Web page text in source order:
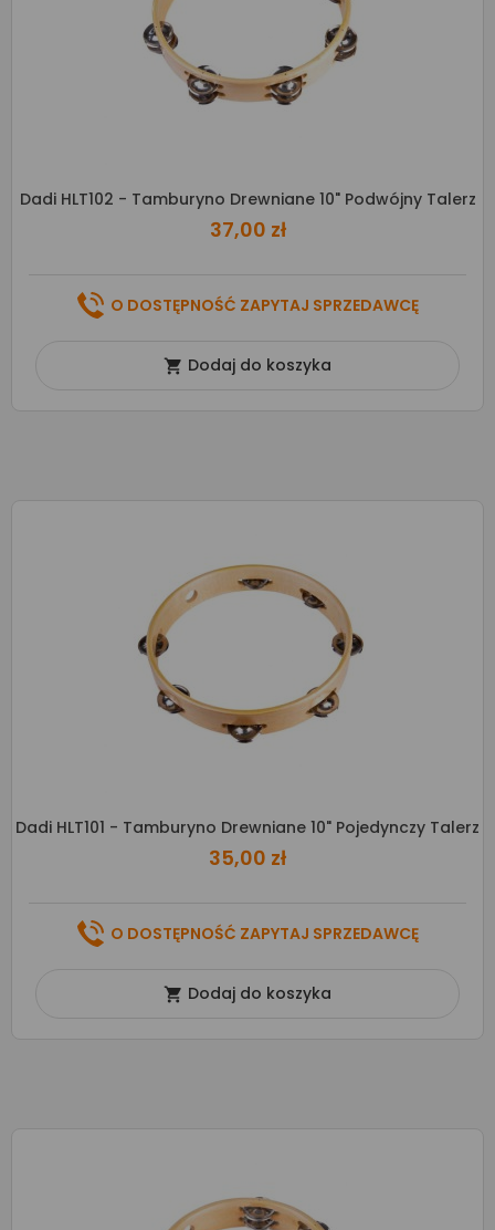
Dadi HLT102 - Tamburyno Drewniane 10" Podwójny Talerz
37,00 zł
O DOSTĘPNOŚĆ ZAPYTAJ SPRZEDAWCĘ
 Dodaj do koszyka
Dadi HLT101 - Tamburyno Drewniane 10" Pojedynczy Talerz
35,00 zł
O DOSTĘPNOŚĆ ZAPYTAJ SPRZEDAWCĘ
 Dodaj do koszyka